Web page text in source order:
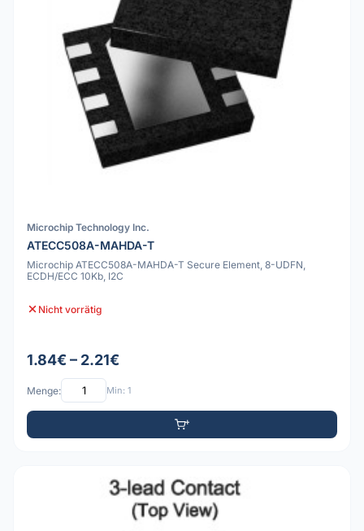
Microchip Technology Inc.
ATECC508A-MAHDA-T
Microchip ATECC508A-MAHDA-T Secure Element, 8-UDFN,
ECDH/ECC 10Kb, I2C
Nicht vorrätig
1.84€ – 2.21€
Menge: Min: 1